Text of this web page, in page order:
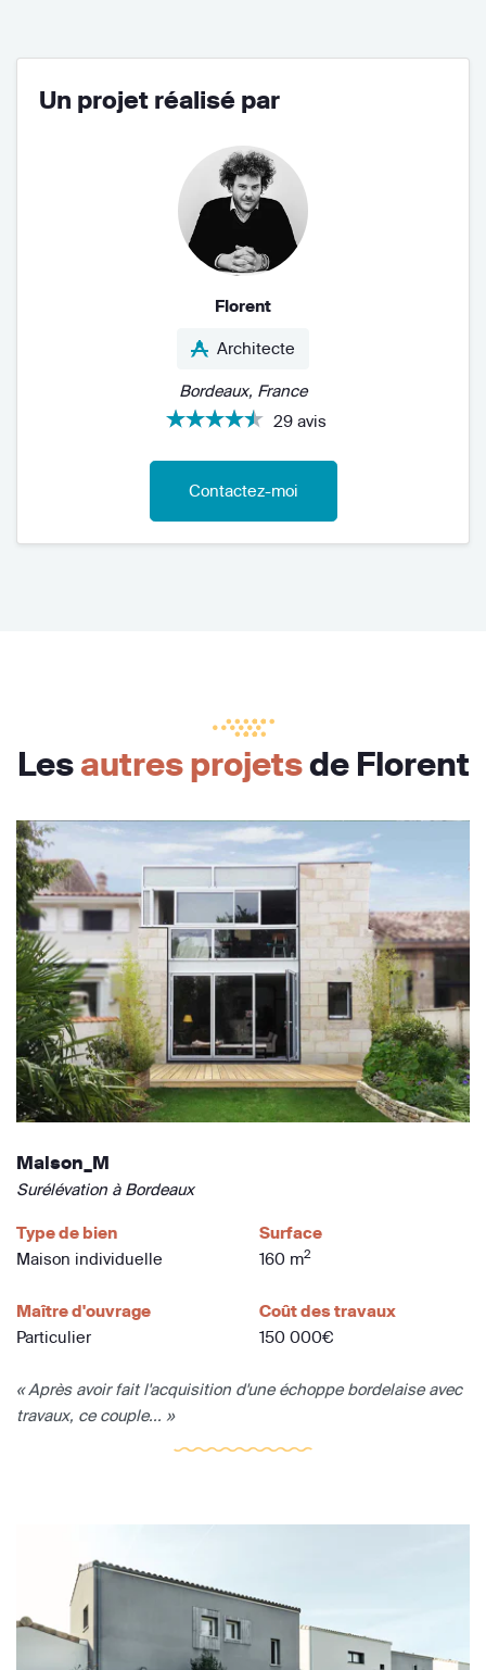
Un projet réalisé par
Florent
Architecte
Bordeaux, France
29 avis
Contactez-moi
Lesautres projetsde Florent
Maison_M
Surélévation à Bordeaux
Type de bien
Maison individuelle
Surface
160 m2
Maître d'ouvrage
Particulier
Coût des travaux
150 000€
« Après avoir fait l'acquisition d'une échoppe bordelaise avec
travaux, ce couple... »